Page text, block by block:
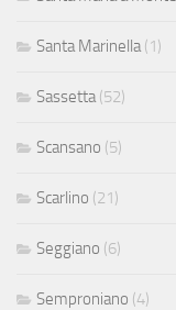
Santa Marinella (1)
Sassetta (52)
Scansano (5)
Scarlino (21)
Seggiano (6)
Semproniano (4)